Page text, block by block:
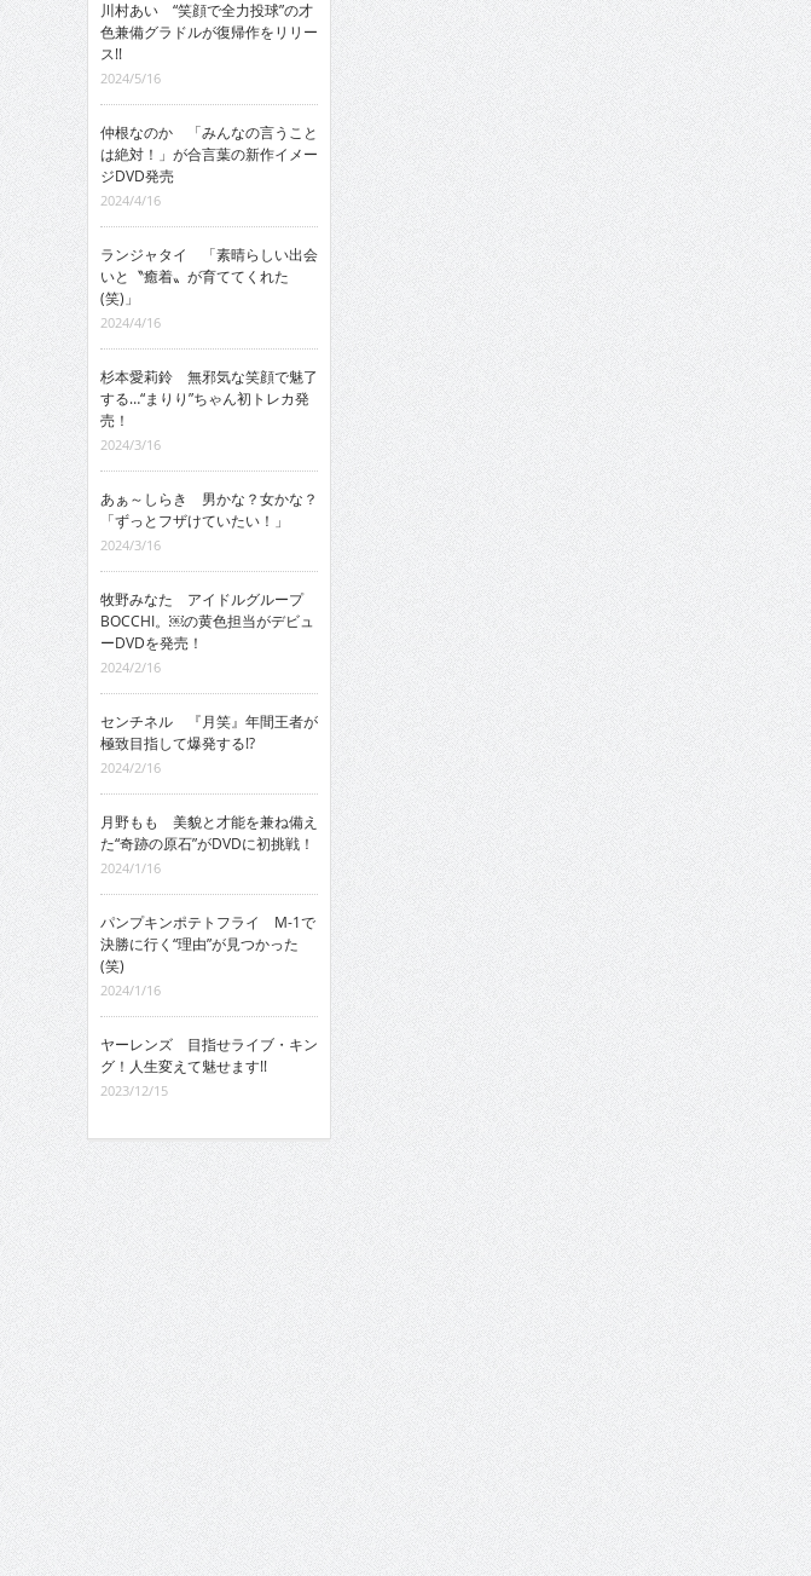
川村あい “笑顔で全力投球”の才
色兼備グラドルが復帰作をリリー
ス!!
2024/5/16
仲根なのか 「みんなの言うこと
は絶対！」が合言葉の新作イメー
ジDVD発売
2024/4/16
ランジャタイ 「素晴らしい出会
いと〝癒着〟が育ててくれた
(笑)」
2024/4/16
杉本愛莉鈴 無邪気な笑顔で魅了
する…“まりり”ちゃん初トレカ発
売！
2024/3/16
あぁ～しらき 男かな？女かな？
「ずっとフザけていたい！」
2024/3/16
牧野みなた アイドルグループ
BOCCHI。￼の黄色担当がデビュ
ーDVDを発売！
2024/2/16
センチネル 『月笑』年間王者が
極致目指して爆発する!?
2024/2/16
月野もも 美貌と才能を兼ね備え
た“奇跡の原石”がDVDに初挑戦！
2024/1/16
パンプキンポテトフライ M-1で
決勝に行く“理由”が見つかった
(笑)
2024/1/16
ヤーレンズ 目指せライブ・キン
グ！人生変えて魅せます!!
2023/12/15